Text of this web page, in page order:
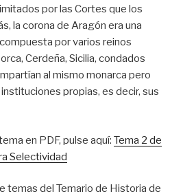
por las Cortes que los
la corona de Aragón era una
por varios reinos
Cerdeña, Sicilia, condados
al mismo monarca pero
propias, es decir, sus
en PDF, pulse aquí: Tema 2 de
Selectividad
temas del Temario de Historia de